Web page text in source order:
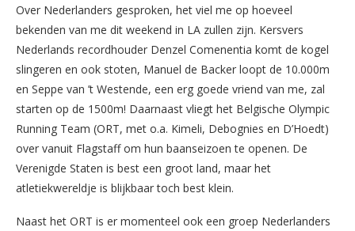
Over Nederlanders gesproken, het viel me op hoeveel
bekenden van me dit weekend in LA zullen zijn. Kersvers
Nederlands recordhouder Denzel Comenentia komt de kogel
slingeren en ook stoten, Manuel de Backer loopt de 10.000m
en Seppe van ’t Westende, een erg goede vriend van me, zal
starten op de 1500m! Daarnaast vliegt het Belgische Olympic
Running Team (ORT, met o.a. Kimeli, Debognies en D’Hoedt)
over vanuit Flagstaff om hun baanseizoen te openen. De
Verenigde Staten is best een groot land, maar het
atletiekwereldje is blijkbaar toch best klein.
Naast het ORT is er momenteel ook een groep Nederlanders